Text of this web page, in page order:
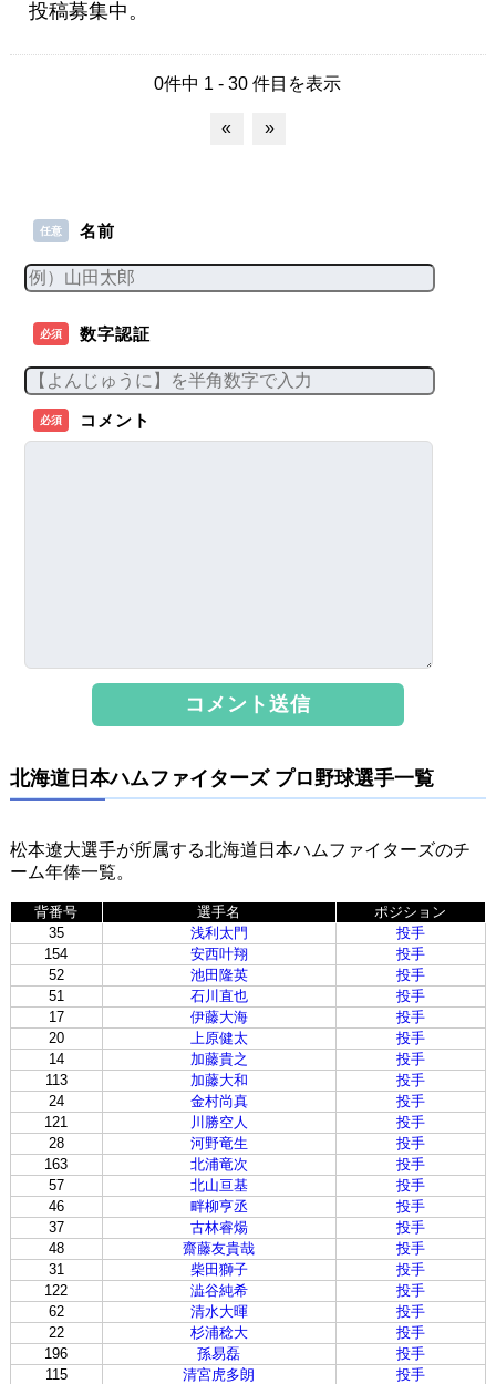
投稿募集中。
0件中 1 - 30 件目を表示
« »
任意 名前
必須 数字認証
必須 コメント
北海道日本ハムファイターズ プロ野球選手一覧
松本遼大選手が所属する北海道日本ハムファイターズのチ
ーム年俸一覧。
背番号 選手名
ポジション
35
浅利太門
投手
154
安西叶翔
投手
52
池田隆英
投手
51
石川直也
投手
17
伊藤大海
投手
20
上原健太
投手
14
加藤貴之
投手
113
加藤大和
投手
24
金村尚真
投手
121
川勝空人
投手
28
河野竜生
投手
163
北浦竜次
投手
57
北山亘基
投手
46
畔柳亨丞
投手
37
古林睿煬
投手
48
齋藤友貴哉
投手
31
柴田獅子
投手
122
澁谷純希
投手
62
清水大暉
投手
22
杉浦稔大
投手
196
孫易磊
投手
115
清宮虎多朗
投手